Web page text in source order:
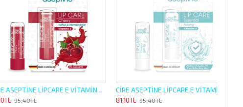
CİRE ASEPTİNE LİPCARE E VİTAMİNLİ 4,5G KİRAZ RENKLİ NEMLENDİRİCİ
95,40TL
CİRE ASEPTİNE LİPCARE E VİTAMİNLİ 4,5G KORUMA ESSENTİAL NEMLENDİRİCİ
81,10TL 95,40TL